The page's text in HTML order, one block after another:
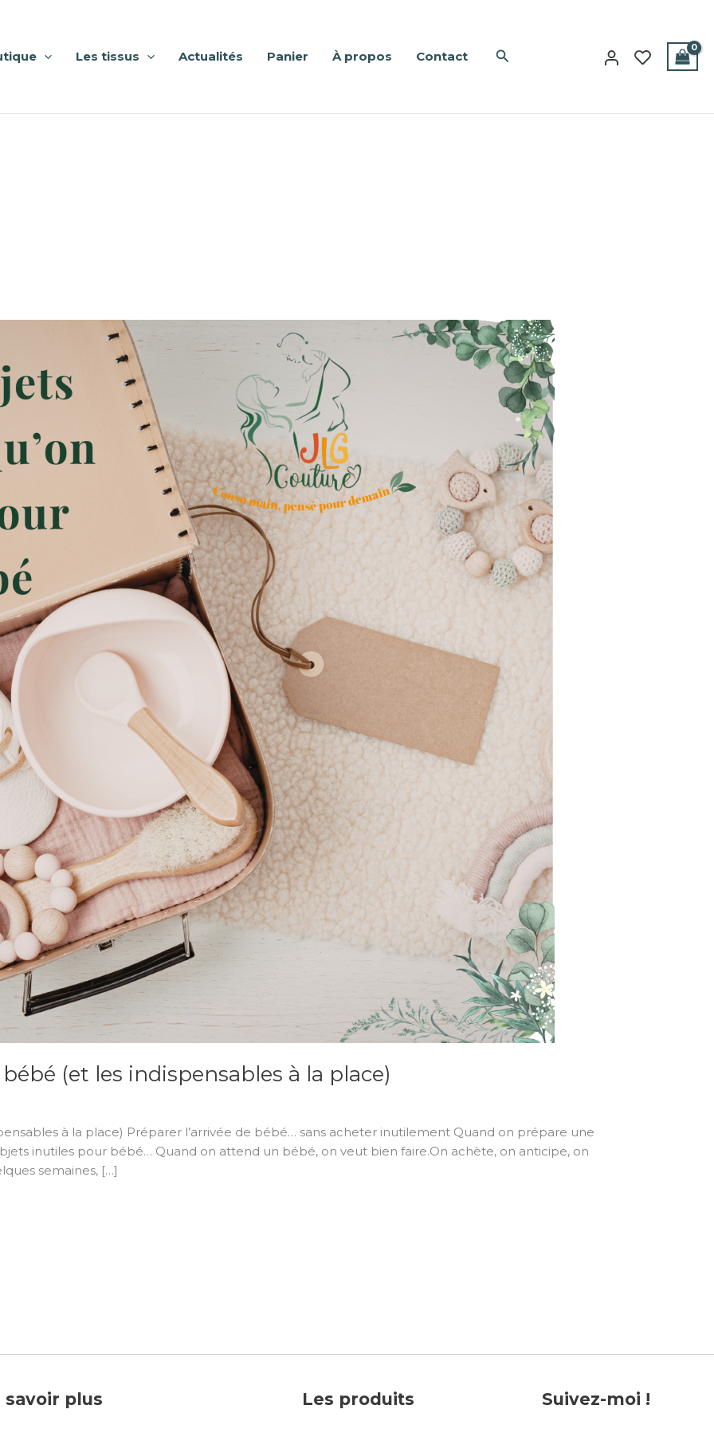
Les tissus Actualités Panier À propos Contact Rechercher
(et les indispensables à la place)
à la place) Préparer l’arrivée de bébé… sans acheter inutilement Quand on prépare une
inutiles pour bébé… Quand on attend un bébé, on veut bien faire.On achète, on anticipe, on
semaines, […]
savoir plus Les produits Suivez-moi !